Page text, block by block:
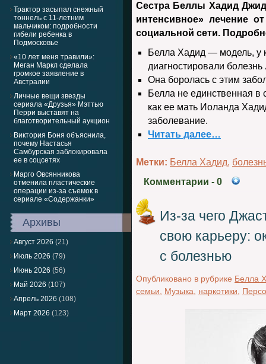
Трактор засыпал снежный
тоннель с 11-летним
мальчиком: подробности
гибели ребенка в
Подмосковье
«10 лет меня травили»:
Меган Маркл сделала
громкое заявление в
Австралии
Личные вещи звезды
сериала «Друзья» Мэттью
Перри выставят на
благотворительный аукцион
Виктория Боня объяснила,
почему Настасья
Самбурская заблокировала
ее в соцсетях
Марго Овсянникова
отменила пластические
операции из-за съемок в
сериале «Содержанки»
Архивы
Август 2026 (21)
Июль 2026 (79)
Июнь 2026 (56)
Май 2026 (107)
Апрель 2026 (108)
Март 2026 (123)
Сестра Беллы Хадид
интенсивное» лечение
социальной сети.
Белла Хадид — модель, у
диагностировали
Она боролась с этим
Белла не единственная в
как ее мать Иоланда
заболевание.
Читать далее…
Метки: Белла Хадид,
Комментарии - 0
Из-за чего
свою карьеру:
с болезнью
Опубликовано в рубрике Белла
семьи
Музыка наркотики